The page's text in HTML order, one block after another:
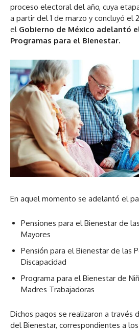
proceso electoral del año, cuya
a partir del 1 de marzo y concluyó el
el Gobierno de México adelantó
Programas para el Bienestar.
En aquel momento se adelantó el
Pensiones para el Bienestar de
Mayores
Pensión para el Bienestar de las
Discapacidad
Programa para el Bienestar de
Madres Trabajadoras
Dichos pagos se realizaron a través
del Bienestar, correspondientes a